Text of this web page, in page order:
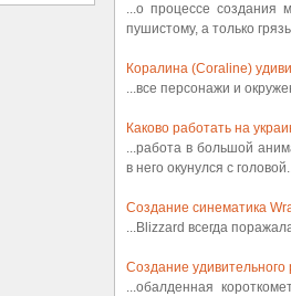
...о процессе создания
пушистому, а только
Коралина (Coraline)
...все персонажи и
Каково работать на
...работа в большой
в него окунулся с
Создание синематика
...Blizzard всегда
Создание
...обалденная